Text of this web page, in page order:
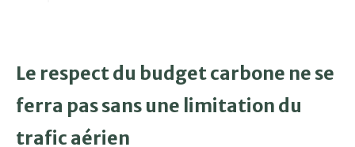
Le respect du budget carbone ne se
ferra pas sans une limitation du
trafic aérien